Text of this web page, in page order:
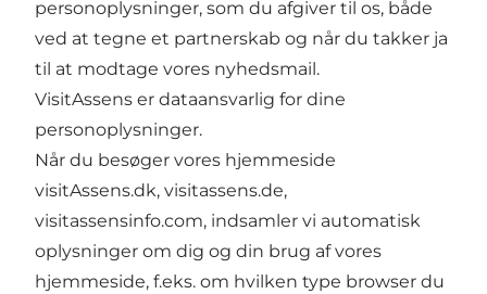
personoplysninger, som du afgiver til os, både
ved at tegne et partnerskab og når du takker ja
til at modtage vores nyhedsmail.
VisitAssens er dataansvarlig for dine
personoplysninger.
Når du besøger vores hjemmeside
visitAssens.dk, visitassens.de,
visitassensinfo.com, indsamler vi automatisk
oplysninger om dig og din brug af vores
hjemmeside, f.eks. om hvilken type browser du